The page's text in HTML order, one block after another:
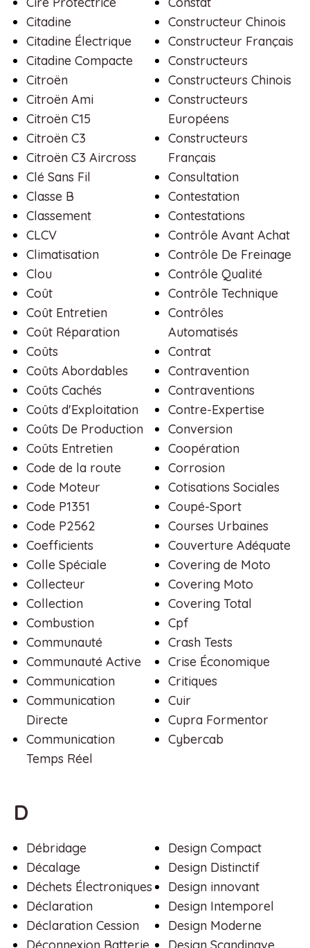
Citadine
Citadine Électrique
Citadine Compacte
Citroën
Citroën Ami
Citroën C15
Citroën C3
Citroën C3 Aircross
Clé Sans Fil
Classe B
Classement
CLCV
Climatisation
Clou
Coût
Coût Entretien
Coût Réparation
Coûts
Coûts Abordables
Coûts Cachés
Coûts d'Exploitation
Coûts De Production
Coûts Entretien
Code de la route
Code Moteur
Code P1351
Code P2562
Coefficients
Colle Spéciale
Collecteur
Collection
Combustion
Communauté
Communauté Active
Communication
Communication
Directe
Communication
Temps Réel
Constructeur Chinois
Constructeur Français
Constructeurs
Constructeurs Chinois
Constructeurs
Européens
Constructeurs
Français
Consultation
Contestation
Contestations
Contrôle Avant Achat
Contrôle De Freinage
Contrôle Qualité
Contrôle Technique
Contrôles
Automatisés
Contrat
Contravention
Contraventions
Contre-Expertise
Conversion
Coopération
Corrosion
Cotisations Sociales
Coupé-Sport
Courses Urbaines
Couverture Adéquate
Covering de Moto
Covering Moto
Covering Total
Cpf
Crash Tests
Crise Économique
Critiques
Cuir
Cupra Formentor
Cybercab
D
Débridage
Décalage
Déchets Électroniques
Déclaration
Déclaration Cession
Déconnexion Batterie
Design Compact
Design Distinctif
Design innovant
Design Intemporel
Design Moderne
Design Scandinave